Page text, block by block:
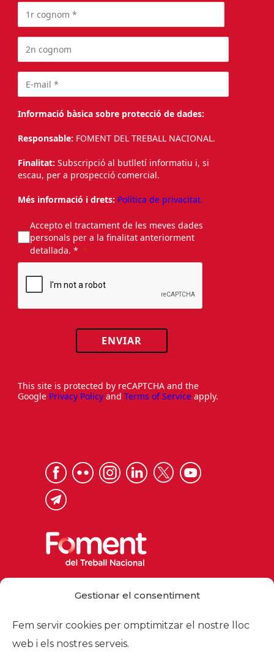
Gestionar el consentiment
Fem servir cookies per omptimitzar el nostre lloc
web i els nostres serveis.
Informació bàsica sobre protecció de dades:
Responsable: FOMENT DEL TREBALL NACIONAL.
Finalitat: Subscripció al butlletí informatiu i, si
escau, per a prospecció comercial.
Més informació i drets: Política de privacitat.
Accepto el tractament de les meves dades
personals per a la finalitat anteriorment
detallada. *
ENVIAR
This site is protected by reCAPTCHA and the
Google Privacy Policy and Terms of Service apply.
foment@foment.com